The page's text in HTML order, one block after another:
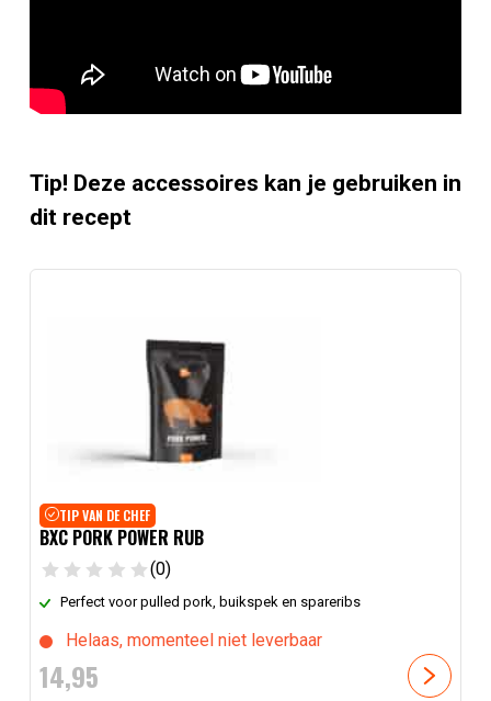
Tip! Deze accessoires kan je gebruiken in
dit recept
TIP VAN DE CHEF
BXC PORK POWER RUB
(0)
Perfect voor pulled pork, buikspek en spareribs
Helaas, momenteel niet leverbaar
14,95